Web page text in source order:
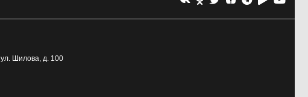
ул. Шилова, д. 100